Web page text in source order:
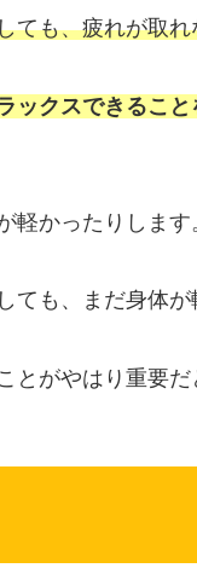
ても、疲れが取
ックスできるこ
軽かったりします
も、まだ身体が
がやはり重要だ